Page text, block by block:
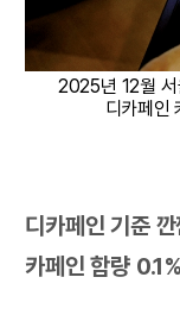
2025년 12월 서
디카페인
디카페인 기준
카페인 함량